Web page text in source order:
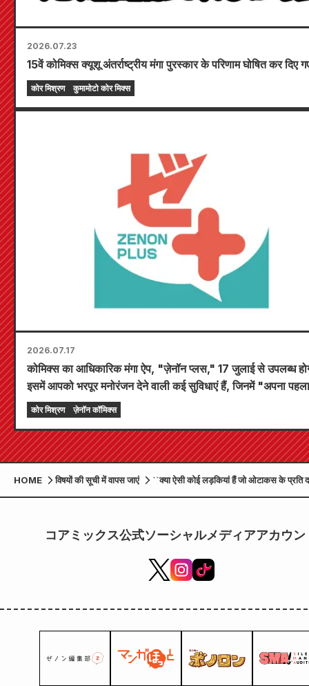
2026.07.23
15वें कोमिक्स क्यूशू अंतर्राष्ट्रीय मंगा पुरस्कार के परिणाम घोषित कर दिए
कोर मिश्रण कुमामोटो कोर मिक्स
2026.07.17
कोमिक्स का आधिकारिक मंगा ऐप, "ज़ेनॉन प्लस," 17 जुलाई से उपलब्ध
इसमें आपको भरपूर मनोरंजन देने वाली कई सुविधाएं हैं, जिनमें "अपना
अध्याय चुनें" और "दैनिक अपडेट" शामिल हैं!
कोर मिश्रण ज़ेनॉन कॉमिक्स
HOME विषयों की सूची में वापस जाएं
``क्या ऐसी कोई लड़कियां हैं जो ओटाकस के प्रति
(लगभग) आदमकद पोस्टर खंड 5 और 6 के
コアミックス公式ソーシャルメディアアカウン